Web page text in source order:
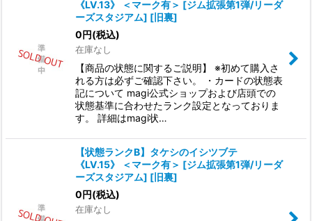
《LV.13》 ＜マーク有＞ [ジム拡張第1弾/リーダ
ーズスタジアム] [旧裏]
0円(税込)
在庫なし
【商品の状態に関するご説明】 ※初めて購入さ
れる方は必ずご確認下さい。 ・カードの状態表
記について magi公式ショップおよび店頭での
状態基準に合わせたランク設定となっておりま
す。 詳細はmagi状…
【状態ランクB】タケシのイシツブテ
《LV.15》 ＜マーク有＞ [ジム拡張第1弾/リーダ
ーズスタジアム] [旧裏]
0円(税込)
在庫なし